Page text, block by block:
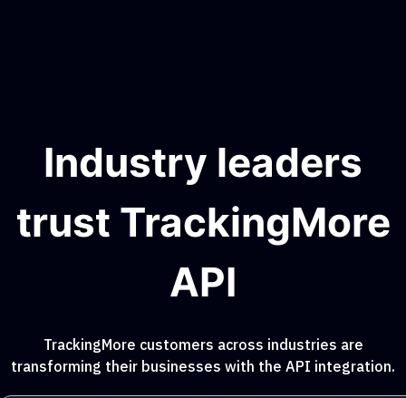
Industry leaders
trust TrackingMore
API
TrackingMore customers across industries are
transforming their businesses with the API integration.